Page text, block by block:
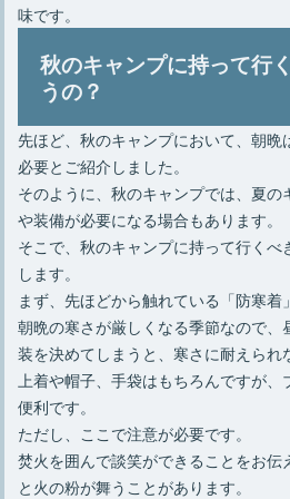
味です。
秋のキャンプに持って行
うの？
先ほど、秋のキャンプにおいて、朝
必要とご紹介しました。
そのように、秋のキャンプでは、夏
や装備が必要になる場合もあります。
そこで、秋のキャンプに持って行く
します。
まず、先ほどから触れている「防寒着
朝晩の寒さが厳しくなる季節なので、
装を決めてしまうと、寒さに耐えられ
上着や帽子、手袋はもちろんですが
便利です。
ただし、ここで注意が必要です。
焚火を囲んで談笑ができることをお伝
と火の粉が舞うことがあります。